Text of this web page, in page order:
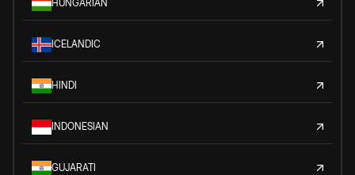
HUNGARIAN
ICELANDIC
HINDI
INDONESIAN
GUJARATI